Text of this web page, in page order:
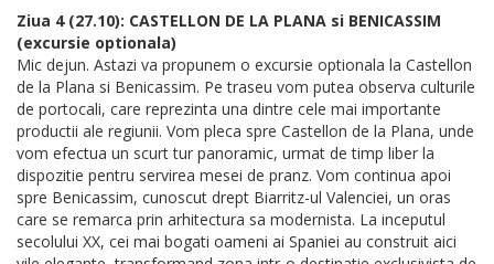
Ziua 4 (27.10): CASTELLON DE LA PLANA si BENICASSIM
(excursie optionala)
Mic dejun. Astazi va propunem o excursie optionala la Castellon
de la Plana si Benicassim. Pe traseu vom putea observa culturile
de portocali, care reprezinta una dintre cele mai importante
productii ale regiunii. Vom pleca spre Castellon de la Plana, unde
vom efectua un scurt tur panoramic, urmat de timp liber la
dispozitie pentru servirea mesei de pranz. Vom continua apoi
spre Benicassim, cunoscut drept Biarritz-ul Valenciei, un oras
care se remarca prin arhitectura sa modernista. La inceputul
secolului XX, cei mai bogati oameni ai Spaniei au construit aici